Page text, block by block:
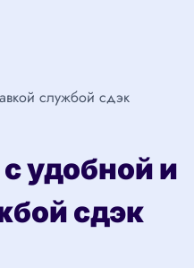
службой сдэк
удобной и
сдэк